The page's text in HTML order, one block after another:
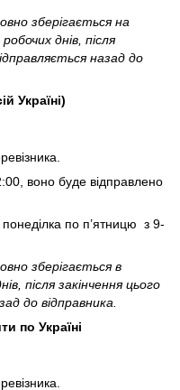
зберігається на
днів, після
назад до
Україні)
воно буде відправлено
по п’ятницю з 9-
зберігається в
після закінчення цього
до відправника.
по Україні